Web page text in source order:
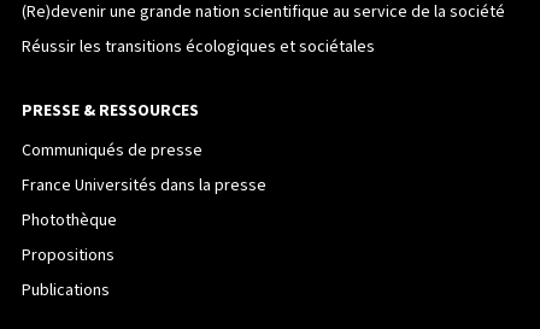
(Re)devenir une grande nation scientifique au service de la société
Réussir les transitions écologiques et sociétales
PRESSE & RESSOURCES
Communiqués de presse
France Universités dans la presse
Photothèque
Propositions
Publications